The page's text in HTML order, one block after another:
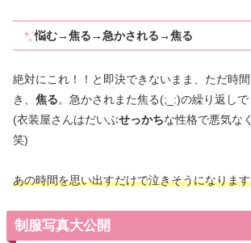
悩む→焦る→急かされる→焦る
絶対にこれ！！と即決できないまま、ただ時
き、 焦る。急かされまた焦る(;_:)の繰り返しで
(衣装屋さんはだいぶせっかちな性格で悪気な
笑)
あの時間を思い出すだけで泣きそうになりま
制服写真大公開